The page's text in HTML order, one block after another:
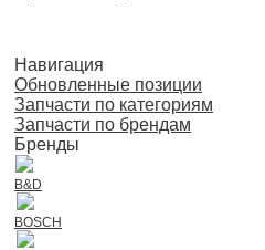
Навигация
Обновленные позиции
Запчасти по категориям
Запчасти по брендам
Бренды
B&D
BOSCH